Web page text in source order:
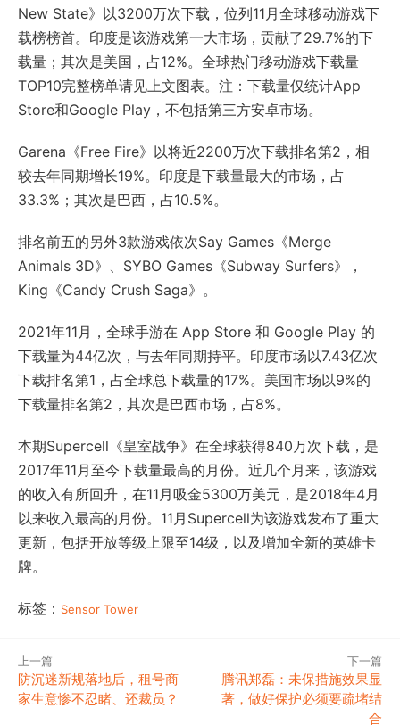
New State》以3200万次下载，位列11月全球移动游戏下
载榜榜首。印度是该游戏第一大市场，贡献了29.7%的下
载量；其次是美国，占12%。全球热门移动游戏下载量
TOP10完整榜单请见上文图表。注：下载量仅统计App
Store和Google Play，不包括第三方安卓市场。
Garena《Free Fire》以将近2200万次下载排名第2，相
较去年同期增长19%。印度是下载量最大的市场，占
33.3%；其次是巴西，占10.5%。
排名前五的另外3款游戏依次Say Games《Merge
Animals 3D》、SYBO Games《Subway Surfers》，
King《Candy Crush Saga》。
2021年11月，全球手游在 App Store 和 Google Play 的
下载量为44亿次，与去年同期持平。印度市场以7.43亿次
下载排名第1，占全球总下载量的17%。美国市场以9%的
下载量排名第2，其次是巴西市场，占8%。
本期Supercell《皇室战争》在全球获得840万次下载，是
2017年11月至今下载量最高的月份。近几个月来，该游戏
的收入有所回升，在11月吸金5300万美元，是2018年4月
以来收入最高的月份。11月Supercell为该游戏发布了重大
更新，包括开放等级上限至14级，以及增加全新的英雄卡
牌。
标签： Sensor Tower
上一篇
防沉迷新规落地后，租号商
家生意惨不忍睹、还裁员？
下一篇
腾讯郑磊：未保措施效果显
著，做好保护必须要疏堵结
合